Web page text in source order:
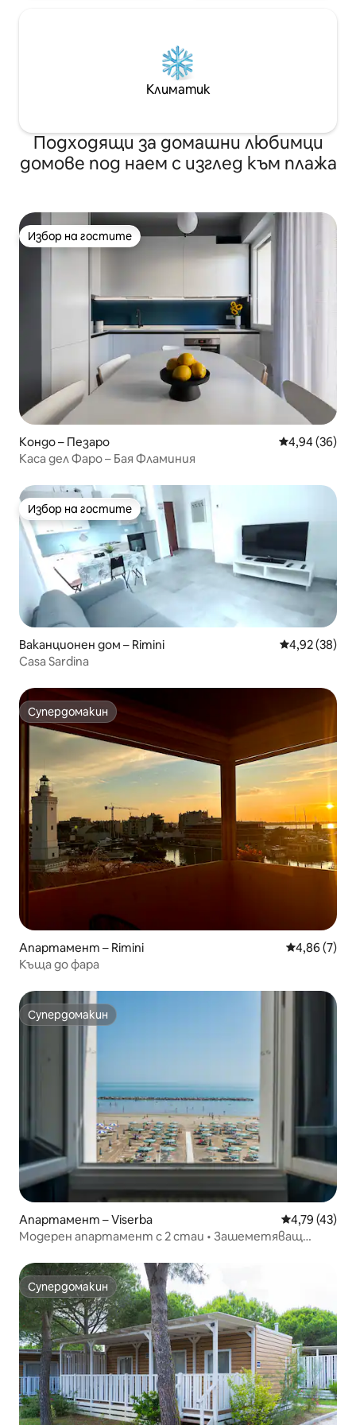
Климатик
Подходящи за домашни любимци
домове под наем с изглед към плажа
Избор на гостите
Избор на гостите
Кондо – Пезаро Средна
4,94 (36)
Каса дел Фаро – Бая Фламиния
Избор на гостите
Избор на гостите
Ваканционен дом – Rimini Средна
4,92 (38)
Casa Sardina
Супердомакин
Супердомакин
Апартамент – Rimini Средна
4,86 (7)
Къща до фара
Супердомакин
Супердомакин
Апартамент – Viserba Средна
4,79 (43)
Модерен апартамент с 2 стаи • Зашеметяващ
Супердомакин
Супердомакин